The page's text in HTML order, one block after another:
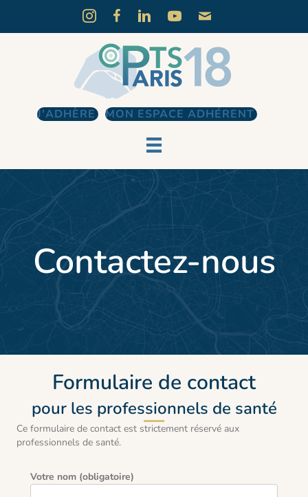
J'ADHÈRE MON ESPACE ADHÉRENT
Contactez-nous
Formulaire de contact
pour les professionnels de santé
Ce formulaire de contact est strictement réservé aux
professionnels de santé.
Votre nom (obligatoire)